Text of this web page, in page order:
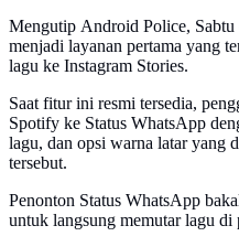
Mengutip Android Police,
menjadi layanan pertama yang
lagu ke Instagram Stories.
Saat fitur ini resmi tersedia,
Spotify ke Status WhatsApp
lagu, dan opsi warna latar yang
tersebut.
Penonton Status WhatsApp
untuk langsung memutar lagu di